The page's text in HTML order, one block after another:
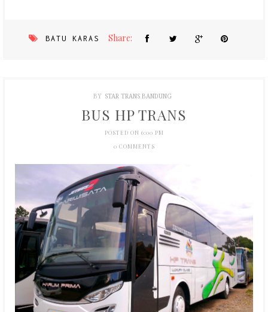
BATU KARAS Share:
BY STAR TRANS BANDUNG
BUS HP TRANS
POSTED ON 6:00 PM
0 COMMENTS